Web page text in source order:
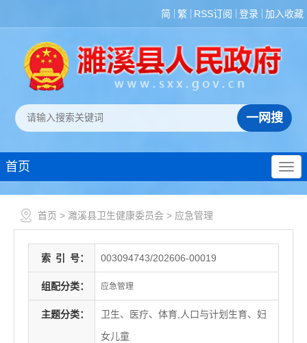
简 繁 RSS订阅 登录 加入收藏
首页
首页 > 濉溪县卫生健康委员会 > 应急管理
索 引 号： 003094743/202606-00019
组配分类： 应急管理
主题分类：
卫生、医疗、体育,人口与计划生育、妇
女儿童